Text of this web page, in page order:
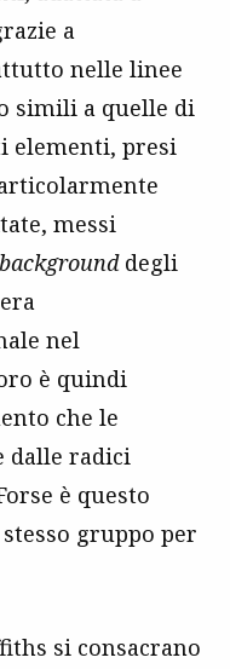
a
nelle linee
simili a quelle di
elementi, presi
messi
backgrounddegli
nel
è quindi
che le
dalle radici
è questo
gruppo per
si consacrano